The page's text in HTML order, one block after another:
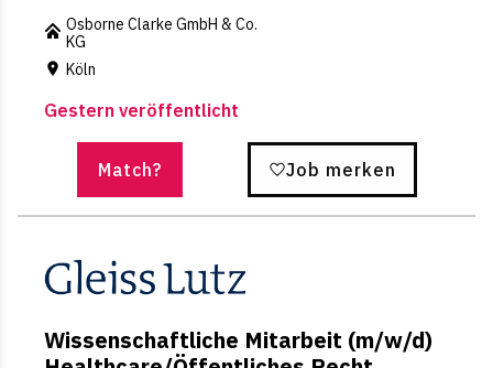
Osborne Clarke GmbH & Co.
KG
Köln
Gestern veröffentlicht
Match? Job merken
Wissenschaftliche Mitarbeit (m/w/d)